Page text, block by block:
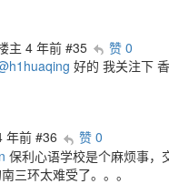
主 4 年前 #35
赞 0
好的 我关注下
年前 #36
赞 0
保利心语学校是个麻烦事，
三环太难受了。。。